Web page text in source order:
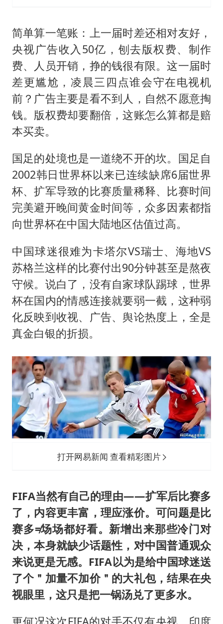
简单算一笔账：上一届时差还相对友好，
央视广告收入50亿，刨去版权费、制作
费、人员开销，挣的钱很有限。这一届时
差更尴尬，凌晨三四点谁会守在电视机
前？广告主要是看不到人，自然不愿意掏
钱。版权费却要翻倍，这账怎么算都是赔
本买卖。
国足的处境也是一道绕不开的坎。国足自
2002韩日世界杯以来已连续缺席6届世界
杯、扩军导致的比赛质量稀释、比赛时间
完美避开晚间黄金时间等，众多因素都指
向世界杯在中国大陆地区估值过高。
中国球迷很难为卡塔尔VS瑞士、海地VS
苏格兰这样的比赛付出90分钟甚至是熬夜
守候。说白了，没有自家球队踢球，世界
杯在国内的情感连接就要弱一截，这种弱
化反映到收视、广告、舆论热度上，全是
真金白银的折损。
打开网易新闻 查看精彩图片
FIFA当然有自己的理由——扩军后比赛多
了，内容更丰富，理应涨价。可问题是比
赛多≠场场都好看。新增出来那些冷门对
决，本身就缺少话题性，对中国普通观众
来说更是无感。FIFA以为是给中国球迷送
了个＂加量不加价＂的大礼包，结果在央
视眼里，这只是把一锅汤兑了更多水。